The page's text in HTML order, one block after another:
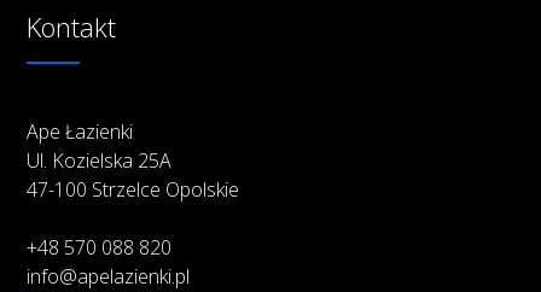
Kontakt
Ape Łazienki
Ul. Kozielska 25A
47-100 Strzelce Opolskie
+48 570 088 820
info@apelazienki.pl